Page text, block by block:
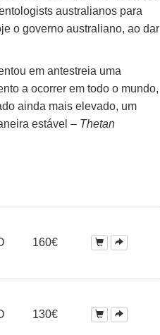
australianos para
o governo australiano, ao dar
em antestreia uma
a ocorrer em todo o mundo,
ainda mais elevado, um
estável – Thetan
160€
130€